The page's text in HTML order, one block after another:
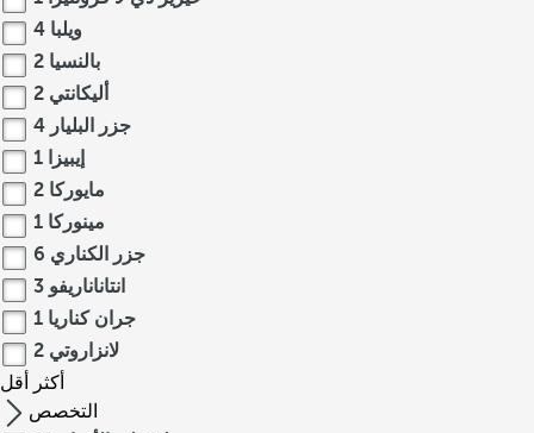
ويلبا 4
بالنسيا 2
أليكانتي 2
جزر البليار 4
إيبيزا 1
مايوركا 2
مينوركا 1
جزر الكناري 6
انتاناناريفو 3
جران كناريا 1
لانزاروتي 2
أكثر
أقل
التخصص